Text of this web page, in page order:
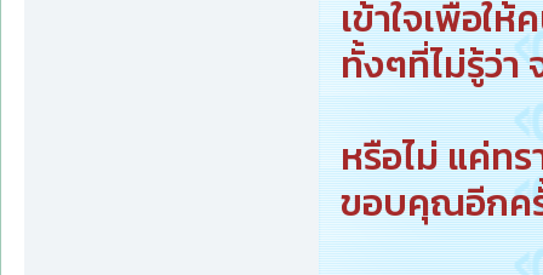
เข้าใจเพื่อใ
ทั้งๆที่ไม่รู้ว่า
หรือไม่ แค่ท
ขอบคุณอีกค